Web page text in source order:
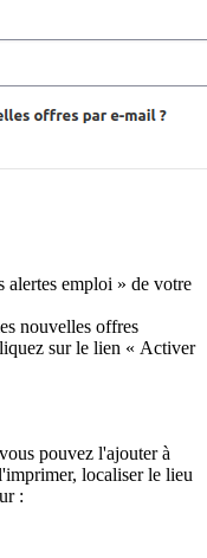
alertes emploi » de votre
nouvelles offres
sur le lien « Activer
pouvez l'ajouter à
localiser le lieu
: